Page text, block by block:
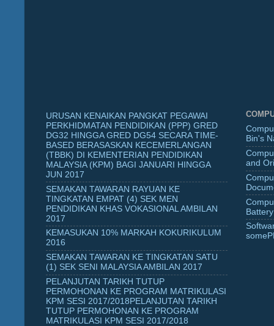
URUSAN KENAIKAN PANGKAT PEGAWAI
PERKHIDMATAN PENDIDIKAN (PPP) GRED
DG32 HINGGA GRED DG54 SECARA TIME-
BASED BERASASKAN KECEMERLANGAN
(TBBK) DI KEMENTERIAN PENDIDIKAN
MALAYSIA (KPM) BAGI JANUARI HINGGA
JUN 2017
SEMAKAN TAWARAN RAYUAN KE
TINGKATAN EMPAT (4) SEK MEN
PENDIDIKAN KHAS VOKASIONAL AMBILAN
2017
KEMASUKAN 10% MARKAH KOKURIKULUM
2016
SEMAKAN TAWARAN KE TINGKATAN SATU
(1) SEK SENI MALAYSIA AMBILAN 2017
PELANJUTAN TARIKH TUTUP
PERMOHONAN KE PROGRAM MATRIKULASI
KPM SESI 2017/2018PELANJUTAN TARIKH
TUTUP PERMOHONAN KE PROGRAM
MATRIKULASI KPM SESI 2017/2018
Bin's
and